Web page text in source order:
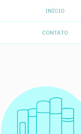
INÍCIO
CONTATO